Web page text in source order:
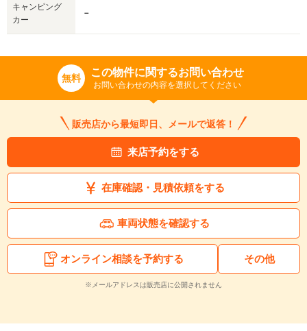
キャンピング
カー
－
無料 この物件に関するお問い合わせ
お問い合わせの内容を選択してください
販売店から最短即日、メールで返答！
来店予約をする
在庫確認・見積依頼をする
車両状態を確認する
オンライン相談を予約する その他
※メールアドレスは販売店に公開されません